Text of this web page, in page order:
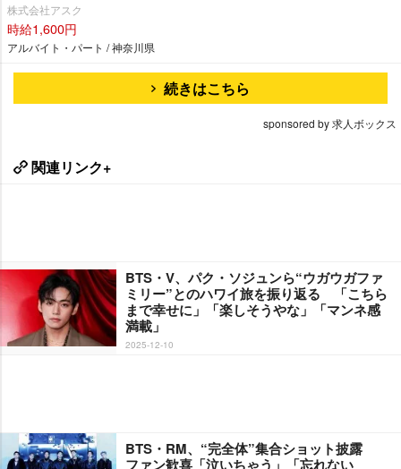
株式会社アスク
時給1,600円
アルバイト・パート / 神奈川県
続きはこちら
sponsored by 求人ボックス
関連リンク+
BTS・V、パク・ソジュンら“ウガウガファ
ミリー”とのハワイ旅を振り返る 「こちら
まで幸せに」「楽しそうやな」「マンネ感
満載」
2025-12-10
BTS・RM、“完全体”集合ショット披露
ファン歓喜「泣いちゃう」「忘れない